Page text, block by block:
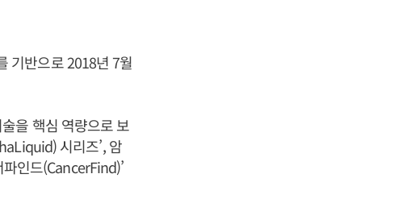
기반으로 2018년 7월
을 핵심 역량으로 보
시리즈’, 암
인드(CancerFind)’